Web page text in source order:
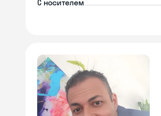
С носителем